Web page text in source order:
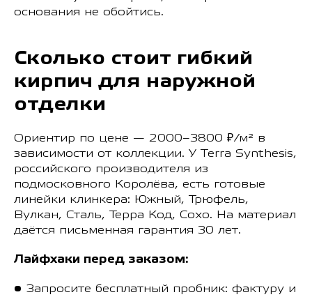
основания не обойтись.
Сколько стоит гибкий
кирпич для наружной
отделки
Ориентир по цене — 2000–3800 ₽/м² в
зависимости от коллекции. У Terra Synthesis,
российского производителя из
подмосковного Королёва, есть готовые
линейки клинкера: Южный, Трюфель,
Вулкан, Сталь, Терра Код, Сохо. На материал
даётся письменная гарантия 30 лет.
Лайфхаки перед заказом:
• Запросите бесплатный пробник: фактуру и